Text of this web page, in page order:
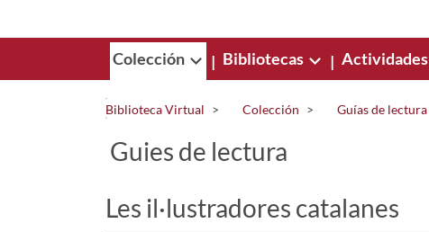
Colección | Bibliotecas | Actividades
Biblioteca Virtual Colección Guías de lectura
Guies de lectura
Les il·lustradores catalanes